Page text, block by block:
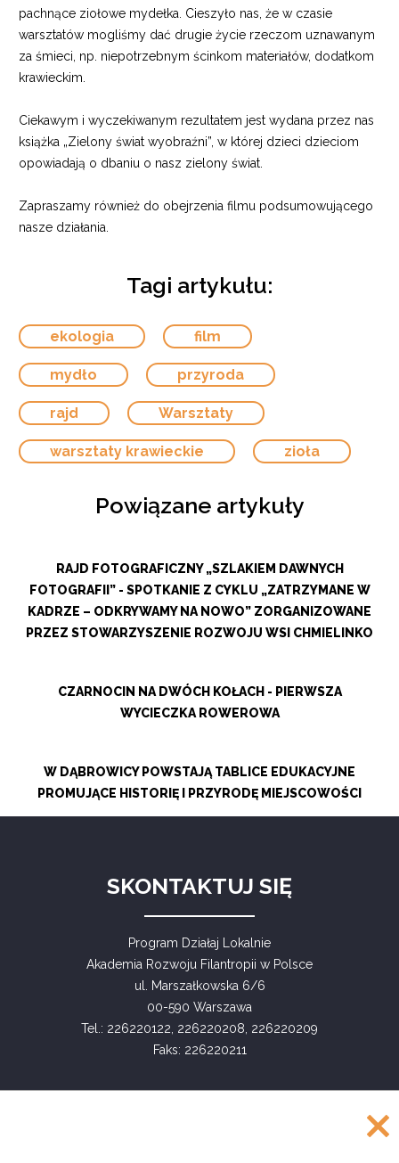
pachnące ziołowe mydełka. Cieszyło nas, że w czasie
warsztatów mogliśmy dać drugie życie rzeczom uznawanym
za śmieci, np. niepotrzebnym ścinkom materiałów, dodatkom
krawieckim.
Ciekawym i wyczekiwanym rezultatem jest wydana przez nas
książka „Zielony świat wyobraźni”, w której dzieci dzieciom
opowiadają o dbaniu o nasz zielony świat.
Zapraszamy również do obejrzenia filmu podsumowującego
nasze działania.
Tagi artykułu:
ekologia film
mydło przyroda
rajd Warsztaty
warsztaty krawieckie zioła
Powiązane artykuły
RAJD FOTOGRAFICZNY „SZLAKIEM DAWNYCH
FOTOGRAFII” - SPOTKANIE Z CYKLU „ZATRZYMANE W
KADRZE – ODKRYWAMY NA NOWO” ZORGANIZOWANE
PRZEZ STOWARZYSZENIE ROZWOJU WSI CHMIELINKO
CZARNOCIN NA DWÓCH KOŁACH - PIERWSZA
WYCIECZKA ROWEROWA
W DĄBROWICY POWSTAJĄ TABLICE EDUKACYJNE
PROMUJĄCE HISTORIĘ I PRZYRODĘ MIEJSCOWOŚCI
SKONTAKTUJ SIĘ
Program Działaj Lokalnie
Akademia Rozwoju Filantropii w Polsce
ul. Marszałkowska 6/6
00-590 Warszawa
Tel.: 226220122, 226220208, 226220209
Faks: 226220211